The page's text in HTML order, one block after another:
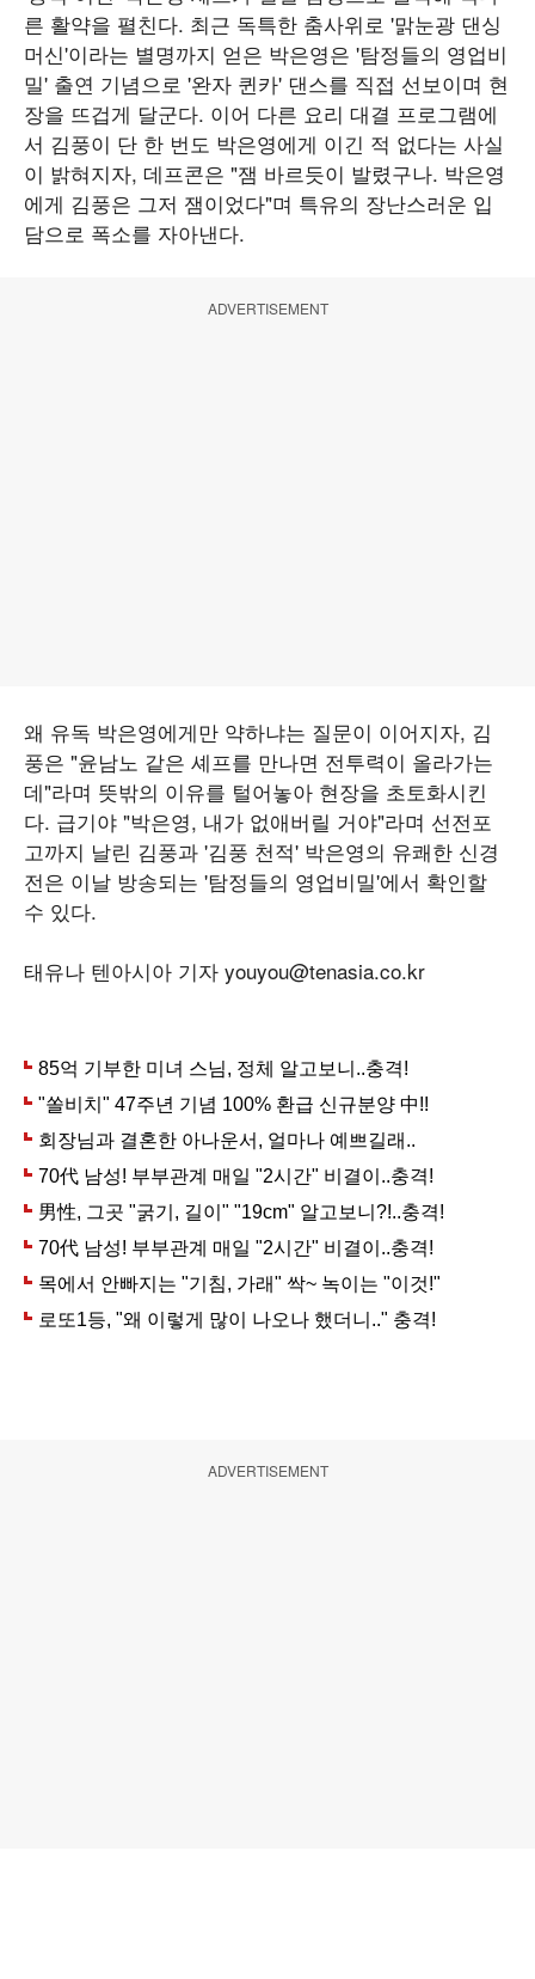
른 활약을 펼친다. 최근 독특한 춤사위로 '맑눈광 댄싱
머신'이라는 별명까지 얻은 박은영은 '탐정들의 영업비
밀' 출연 기념으로 '완자 퀸카' 댄스를 직접 선보이며 현
장을 뜨겁게 달군다. 이어 다른 요리 대결 프로그램에
서 김풍이 단 한 번도 박은영에게 이긴 적 없다는 사실
이 밝혀지자, 데프콘은 "잼 바르듯이 발렸구나. 박은영
에게 김풍은 그저 잼이었다"며 특유의 장난스러운 입
담으로 폭소를 자아낸다.
ADVERTISEMENT
왜 유독 박은영에게만 약하냐는 질문이 이어지자, 김
풍은 "윤남노 같은 셰프를 만나면 전투력이 올라가는
데"라며 뜻밖의 이유를 털어놓아 현장을 초토화시킨
다. 급기야 "박은영, 내가 없애버릴 거야"라며 선전포
고까지 날린 김풍과 '김풍 천적' 박은영의 유쾌한 신경
전은 이날 방송되는 '탐정들의 영업비밀'에서 확인할
수 있다.
태유나 텐아시아 기자 youyou@tenasia.co.kr
ADVERTISEMENT